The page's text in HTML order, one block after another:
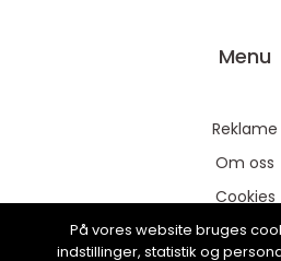
Menu
Reklame
Om oss
Cookies
Kontakt
På vores website bruges
indstillinger, statistik og